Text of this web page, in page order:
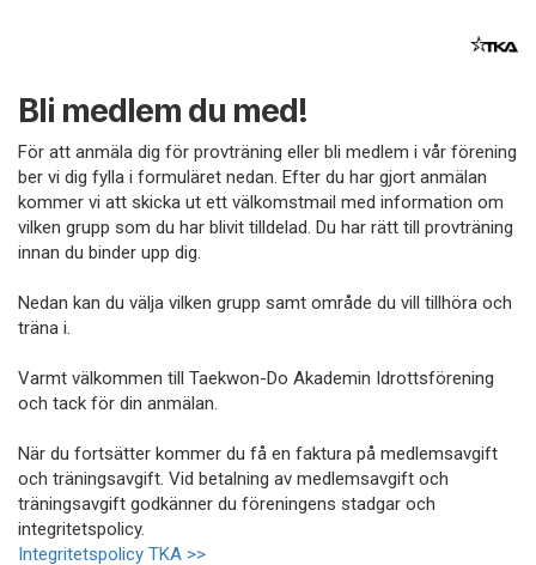
Bli medlem du med!
För att anmäla dig för provträning eller bli medlem i vår förening
ber vi dig fylla i formuläret nedan. Efter du har gjort anmälan
kommer vi att skicka ut ett välkomstmail med information om
vilken grupp som du har blivit tilldelad. Du har rätt till provträning
innan du binder upp dig.
Nedan kan du välja vilken grupp samt område du vill tillhöra och
träna i.
Varmt välkommen till Taekwon-Do Akademin Idrottsförening
och tack för din anmälan.
När du fortsätter kommer du få en faktura på medlemsavgift
och träningsavgift. Vid betalning av medlemsavgift och
träningsavgift godkänner du föreningens stadgar och
integritetspolicy.
Integritetspolicy TKA >>